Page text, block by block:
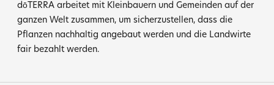
dōTERRA arbeitet mit Kleinbauern und Gemeinden auf der
ganzen Welt zusammen, um sicherzustellen, dass die
Pflanzen nachhaltig angebaut werden und die Landwirte
fair bezahlt werden.